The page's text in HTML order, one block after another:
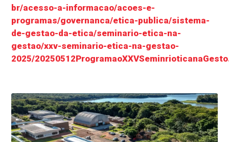
br/acesso-a-informacao/acoes-e-
programas/governanca/etica-publica/sistema-
de-gestao-da-etica/seminario-etica-na-
gestao/xxv-seminario-etica-na-gestao-
2025/